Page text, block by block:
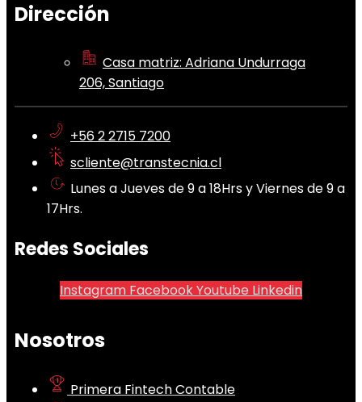
Dirección
Casa matriz: Adriana Undurraga
206, Santiago
+56 2 2715 7200
scliente@transtecnia.cl
Lunes a Jueves de 9 a 18Hrs y Viernes de 9 a
17Hrs.
Redes Sociales
Instagram FacebookYoutube Linkedin
Nosotros
Primera Fintech Contable